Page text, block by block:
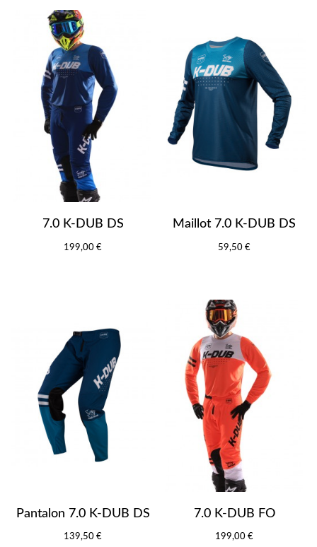
7.0 K-DUB DS
199,00 €
Maillot 7.0 K-DUB DS
59,50 €
Pantalon 7.0 K-DUB DS
139,50 €
7.0 K-DUB FO
199,00 €